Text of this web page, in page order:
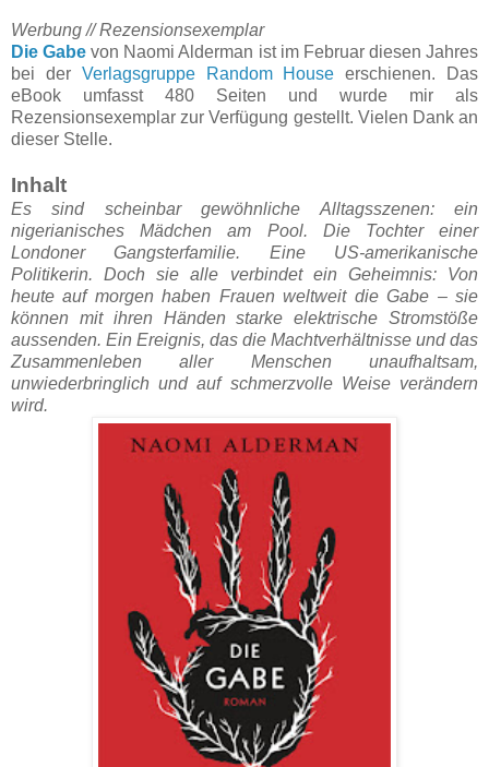
Werbung // Rezensionsexemplar
Die Gabe von Naomi Alderman ist im Februar diesen Jahres
bei der Verlagsgruppe Random Houseerschienen. Das
eBook umfasst 480 Seiten und wurde mir als
Rezensionsexemplar zur Verfügung gestellt. Vielen Dank an
dieser Stelle.
Inhalt
Es sind scheinbar gewöhnliche Alltagsszenen: ein
nigerianisches Mädchen am Pool. Die Tochter einer
Londoner Gangsterfamilie. Eine US-amerikanische
Politikerin. Doch sie alle verbindet ein Geheimnis: Von
heute auf morgen haben Frauen weltweit die Gabe – sie
können mit ihren Händen starke elektrische Stromstöße
aussenden. Ein Ereignis, das die Machtverhältnisse und das
Zusammenleben aller Menschen unaufhaltsam,
unwiederbringlich und auf schmerzvolle Weise verändern
wird.